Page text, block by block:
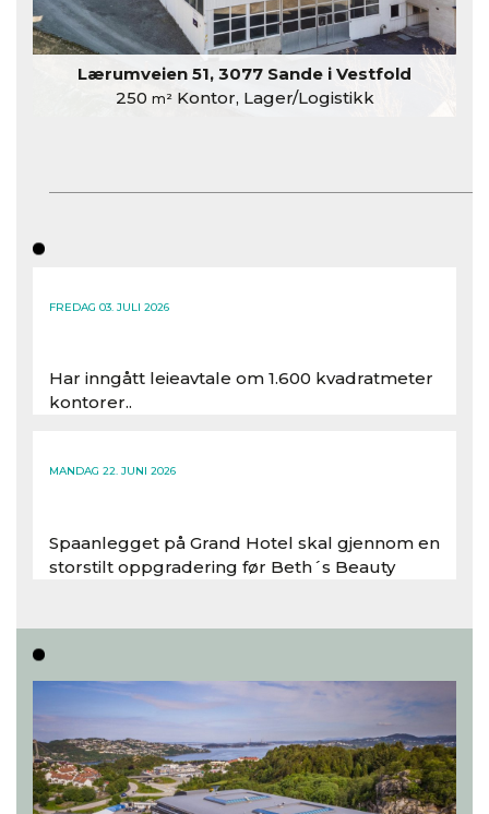
Lærumveien 51, 3077 Sande i Vestfold
250 m²Kontor, Lager/Logistikk
FREDAG 03. JULI 2026
Har inngått leieavtale om 1.600 kvadratmeter
kontorer..
MANDAG 22. JUNI 2026
Spaanlegget på Grand Hotel skal gjennom en
storstilt oppgradering før Beth´s Beauty
Les hele artikkelen